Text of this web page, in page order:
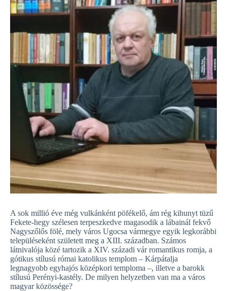
A sok millió éve még vulkánként pöfékelő, ám rég kihunyt tüzű
Fekete-hegy szélesen terpeszkedve magasodik a lábainál fekvő
Nagyszőlős fölé, mely város Ugocsa vármegye egyik legkorábbi
településeként született meg a XIII. században. Számos
látnivalója közé tartozik a XIV. századi vár romantikus romja, a
gótikus stílusú római katolikus templom – Kárpátalja
legnagyobb egyhajós középkori temploma –, illetve a barokk
stílusú Perényi-kastély. De milyen helyzetben van ma a város
magyar közössége?